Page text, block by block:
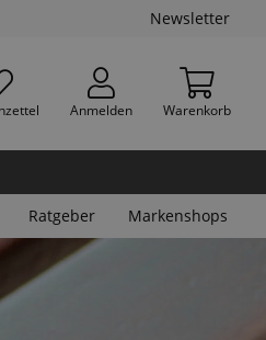
Newsletter
Anmelden Warenkorb
Ratgeber Markenshops